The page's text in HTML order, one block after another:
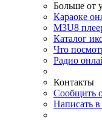
Больше от
Караоке
M3U8
Каталог
Что
Радио
Контакты
Сообщить
Написать